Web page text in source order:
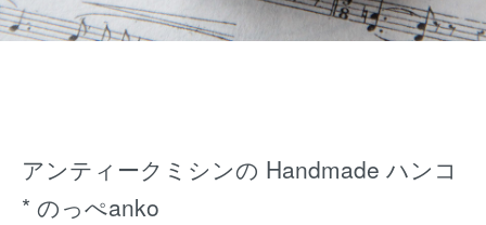
アンティークミシンの Handmade ハンコ
* のっぺanko